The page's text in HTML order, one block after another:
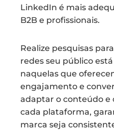
LinkedIn é mais
B2B e profissionais.
Realize pesquisas
redes seu público
naquelas que
engajamento e
adaptar o conteúdo e
cada plataforma,
marca seja